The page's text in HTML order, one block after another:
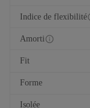
Indice de flexibilité
Amorti
Fit
Forme
Isolée